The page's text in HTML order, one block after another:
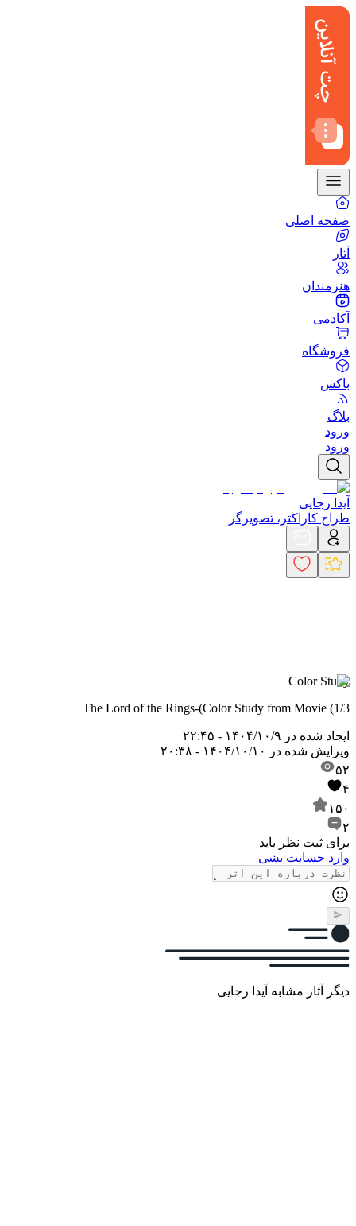
صفحه اصلی
آثار
هنرمندان
آکادمی
فروشگاه
باکس
بلاگ
ورود
ورود
آیدا رجایی
طراح کاراکتر، تصویرگر
Color Study
(Color Study from Movie (1/3
The Lord of the Rings-
ایجاد شده در ۱۴۰۴/۱۰/۹ - ۲۲:۴۵
ویرایش شده در
۱۴۰۴/۱۰/۱۰ - ۲۰:۳۸
۵۲
۴
۱۵۰
۲
برای ثبت نظر باید
وارد حسابت بشی
دیگر آثار مشابه آیدا رجایی